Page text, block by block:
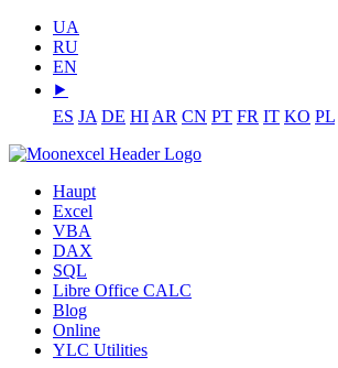
UA
RU
EN
⯈
ES JA DE HI AR CN PT FR IT KO PL
Haupt
Excel
VBA
DAX
SQL
Libre Office CALC
Blog
Online
YLC Utilities